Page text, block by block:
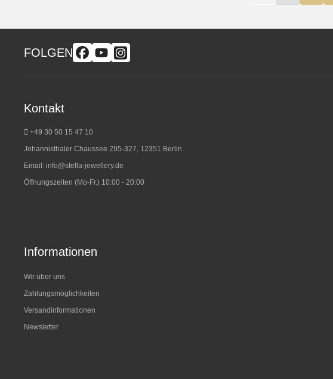
FOLGEN
Kontakt
+49 30 50 15 47 10
Johannisthaler Chaussee 295-327, 12351 Berlin
Email: info@stella-jewellery.de
Öffnungszeiten (Mo-Fr.) 10:00 - 20:00
Informationen
Wir über uns
Zahlungsmöglichkeiten
Versandinformationen
Newsletter